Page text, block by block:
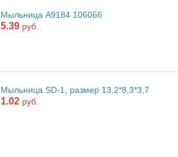
Мыльница А9184 106066
5.39 руб.
Мыльница SD-1, размер 13,2*8,3*3,7
1.02 руб.